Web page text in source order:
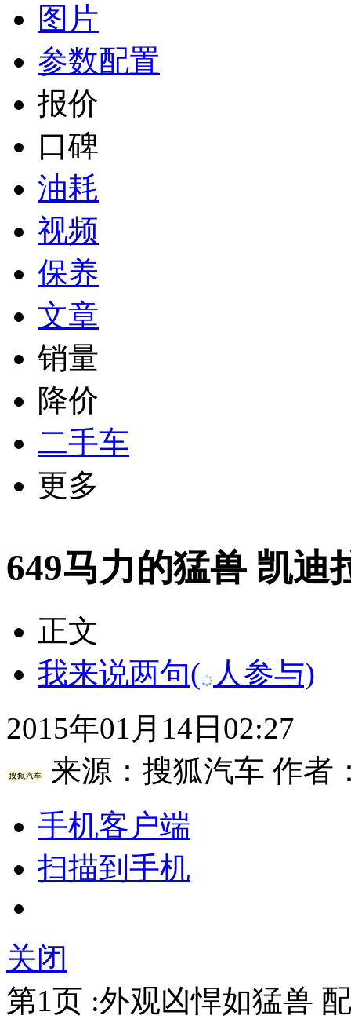
图片
参数配置
报价
口碑
油耗
视频
保养
文章
销量
降价
二手车
更多
649马力的猛兽 凯迪
正文
我来说两句( 人参与)
2015年01月14日02:27
来源： 搜狐汽车 作者
手机客户端
扫描到手机
关闭
第1页 :外观凶悍如猛兽